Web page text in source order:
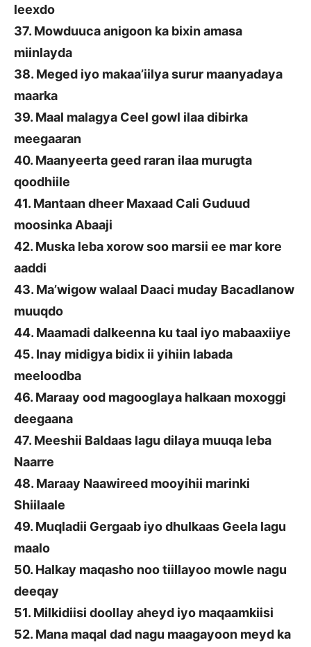
leexdo
37. Mowduuca anigoon ka bixin amasa
miinlayda
38. Meged iyo makaa’iilya surur maanyadaya
maarka
39. Maal malagya Ceel gowl ilaa dibirka
meegaaran
40. Maanyeerta geed raran ilaa murugta
qoodhiile
41. Mantaan dheer Maxaad Cali Guduud
moosinka Abaaji
42. Muska leba xorow soo marsii ee mar kore
aaddi
43. Ma’wigow walaal Daaci muday Bacadlanow
muuqdo
44. Maamadi dalkeenna ku taal iyo mabaaxiiye
45. Inay midigya bidix ii yihiin labada
meeloodba
46. Maraay ood magooglaya halkaan moxoggi
deegaana
47. Meeshii Baldaas lagu dilaya muuqa leba
Naarre
48. Maraay Naawireed mooyihii marinki
Shiilaale
49. Muqladii Gergaab iyo dhulkaas Geela lagu
maalo
50. Halkay maqasho noo tiillayoo mowle nagu
deeqay
51. Milkidiisi doollay aheyd iyo maqaamkiisi
52. Mana maqal dad nagu maagayoon meyd ka